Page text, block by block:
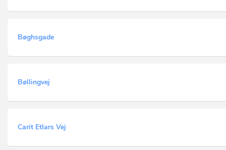
Bøghsgade
Bøllingvej
Carit Etlars Vej